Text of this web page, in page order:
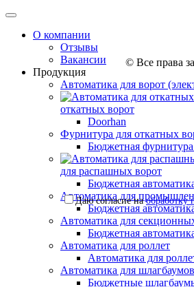
О компании
Отзывы
Вакансии
Продукция
Автоматика для ворот
откатных ворот
Doorhan
Фурнитура для откатных
Бюджетная
для распашных ворот
Бюджетная
Автоматика для
Бюджетная
Автоматика для
Бюджетная
Автоматика для роллет
Автоматика для
Автоматика для шлагбаумов
Бюджетные
Даю согласие наобработку
© Все права